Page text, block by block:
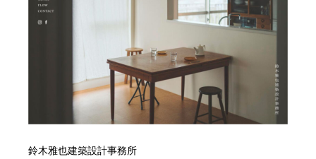
鈴木雅也建築設計事務所